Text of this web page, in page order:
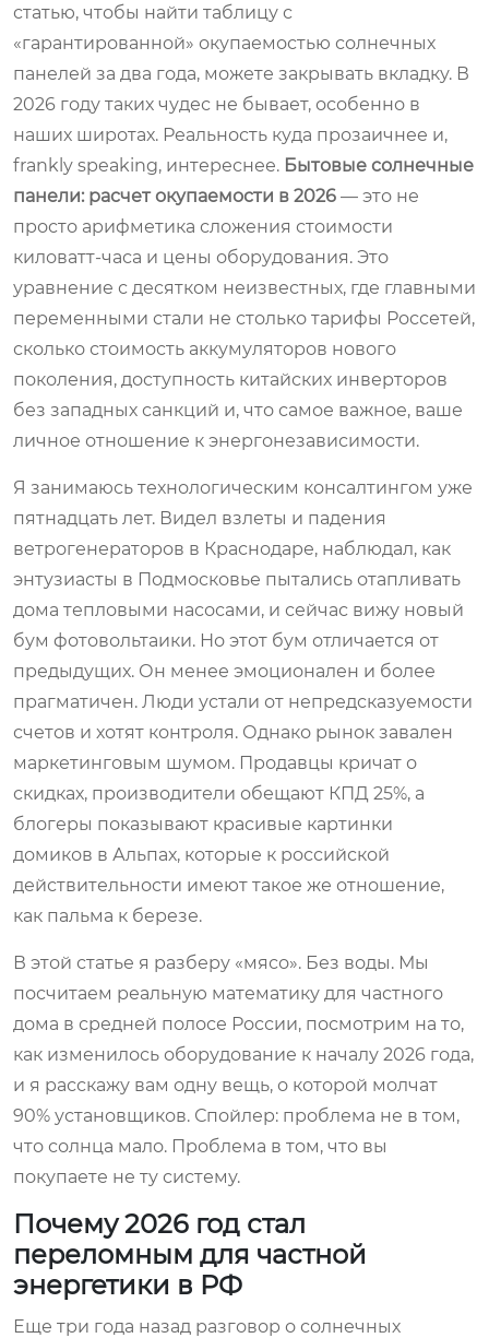
статью, чтобы найти таблицу с
«гарантированной» окупаемостью солнечных
панелей за два года, можете закрывать вкладку. В
2026 году таких чудес не бывает, особенно в
наших широтах. Реальность куда прозаичнее и,
frankly speaking, интереснее. Бытовые солнечные
панели: расчет окупаемости в 2026 — это не
просто арифметика сложения стоимости
киловатт-часа и цены оборудования. Это
уравнение с десятком неизвестных, где главными
переменными стали не столько тарифы Россетей,
сколько стоимость аккумуляторов нового
поколения, доступность китайских инверторов
без западных санкций и, что самое важное, ваше
личное отношение к энергонезависимости.
Я занимаюсь технологическим консалтингом уже
пятнадцать лет. Видел взлеты и падения
ветрогенераторов в Краснодаре, наблюдал, как
энтузиасты в Подмосковье пытались отапливать
дома тепловыми насосами, и сейчас вижу новый
бум фотовольтаики. Но этот бум отличается от
предыдущих. Он менее эмоционален и более
прагматичен. Люди устали от непредсказуемости
счетов и хотят контроля. Однако рынок завален
маркетинговым шумом. Продавцы кричат о
скидках, производители обещают КПД 25%, а
блогеры показывают красивые картинки
домиков в Альпах, которые к российской
действительности имеют такое же отношение,
как пальма к березе.
В этой статье я разберу «мясо». Без воды. Мы
посчитаем реальную математику для частного
дома в средней полосе России, посмотрим на то,
как изменилось оборудование к началу 2026 года,
и я расскажу вам одну вещь, о которой молчат
90% установщиков. Спойлер: проблема не в том,
что солнца мало. Проблема в том, что вы
покупаете не ту систему.
Почему 2026 год стал
переломным для частной
энергетики в РФ
Еще три года назад разговор о солнечных